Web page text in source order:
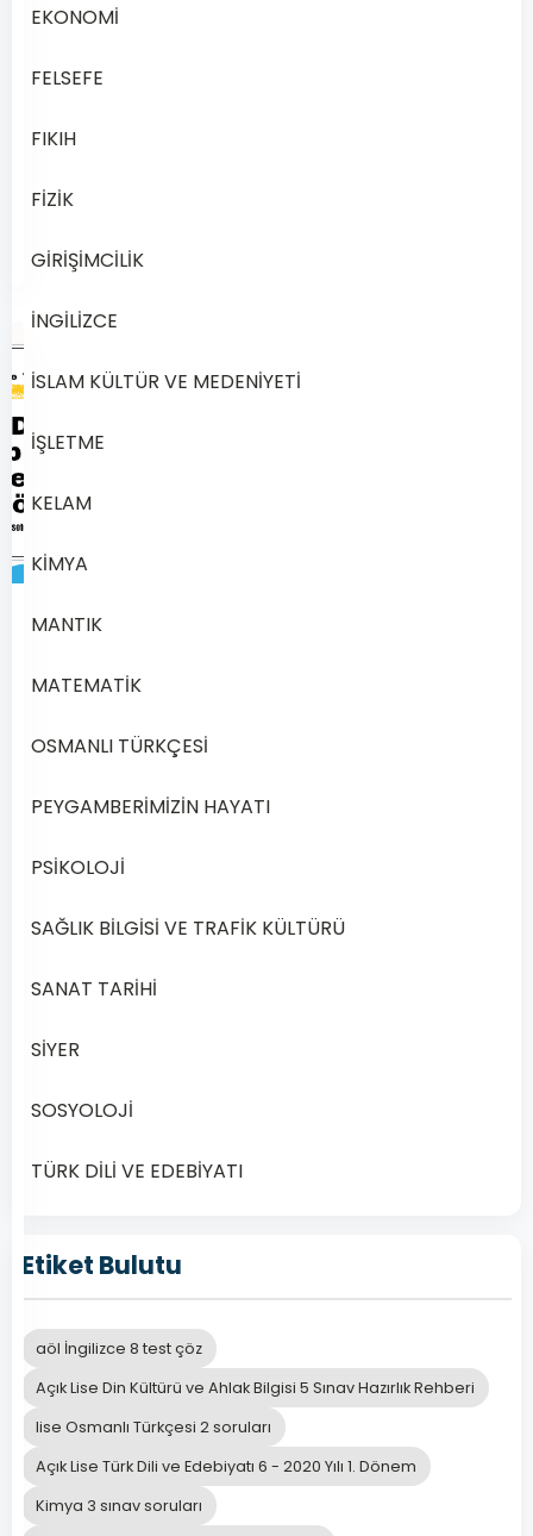
Öğretim
(AÖL)
Devamını
1627
Açık
Türk
Dili
ve
Edebiyatı
–
2020
Yılı
Dönem
Açık
Türk
ve
Dersi
2020
1.
Sınav
Soruları
Online
Açık
EKONOMİ
FELSEFE
FIKIH
FİZİK
GİRİŞİMCİLİK
İNGİLİZCE
İSLAM KÜLTÜR VE MEDENİYETİ
İŞLETME
KELAM
KİMYA
MANTIK
MATEMATİK
OSMANLI TÜRKÇESİ
PEYGAMBERİMİZİN HAYATI
PSİKOLOJİ
SAĞLIK BİLGİSİ VE TRAFİK KÜLTÜRÜ
SANAT TARİHİ
SİYER
SOSYOLOJİ
TÜRK DİLİ VE EDEBİYATI
Etiket Bulutu
aöl İngilizce 8 test çöz
Açık Lise Din Kültürü ve Ahlak Bilgisi 5 Sınav Hazırlık Rehberi
lise Osmanlı Türkçesi 2 soruları
Açık Lise Türk Dili ve Edebiyatı 6 - 2020 Yılı 1. Dönem
Kimya 3 sınav soruları